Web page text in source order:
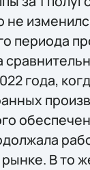
не
периода
года,
В то